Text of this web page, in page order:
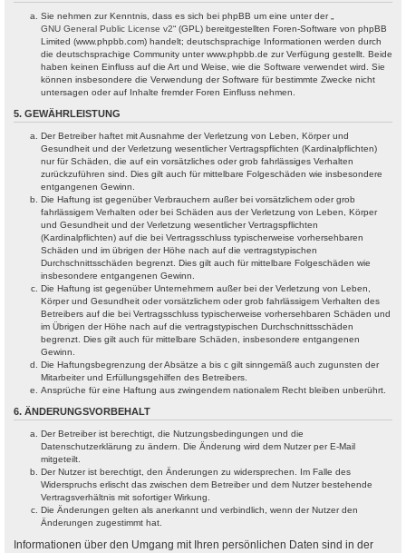
Sie nehmen zur Kenntnis, dass es sich bei phpBB um eine unter der „
GNU General Public License v2“ (GPL) bereitgestellten Foren-Software von phpBB
Limited (www.phpbb.com) handelt; deutschsprachige Informationen werden durch
die deutschsprachige Community unter www.phpbb.de zur Verfügung gestellt. Beide
haben keinen Einfluss auf die Art und Weise, wie die Software verwendet wird. Sie
können insbesondere die Verwendung der Software für bestimmte Zwecke nicht
untersagen oder auf Inhalte fremder Foren Einfluss nehmen.
5. GEWÄHRLEISTUNG
Der Betreiber haftet mit Ausnahme der Verletzung von Leben, Körper und
Gesundheit und der Verletzung wesentlicher Vertragspflichten (Kardinalpflichten)
nur für Schäden, die auf ein vorsätzliches oder grob fahrlässiges Verhalten
zurückzuführen sind. Dies gilt auch für mittelbare Folgeschäden wie insbesondere
entgangenen Gewinn.
Die Haftung ist gegenüber Verbrauchern außer bei vorsätzlichem oder grob
fahrlässigem Verhalten oder bei Schäden aus der Verletzung von Leben, Körper
und Gesundheit und der Verletzung wesentlicher Vertragspflichten
(Kardinalpflichten) auf die bei Vertragsschluss typischerweise vorhersehbaren
Schäden und im übrigen der Höhe nach auf die vertragstypischen
Durchschnittsschäden begrenzt. Dies gilt auch für mittelbare Folgeschäden wie
insbesondere entgangenen Gewinn.
Die Haftung ist gegenüber Unternehmern außer bei der Verletzung von Leben,
Körper und Gesundheit oder vorsätzlichem oder grob fahrlässigem Verhalten des
Betreibers auf die bei Vertragsschluss typischerweise vorhersehbaren Schäden und
im Übrigen der Höhe nach auf die vertragstypischen Durchschnittsschäden
begrenzt. Dies gilt auch für mittelbare Schäden, insbesondere entgangenen
Gewinn.
Die Haftungsbegrenzung der Absätze a bis c gilt sinngemäß auch zugunsten der
Mitarbeiter und Erfüllungsgehilfen des Betreibers.
Ansprüche für eine Haftung aus zwingendem nationalem Recht bleiben unberührt.
6. ÄNDERUNGSVORBEHALT
Der Betreiber ist berechtigt, die Nutzungsbedingungen und die
Datenschutzerklärung zu ändern. Die Änderung wird dem Nutzer per E-Mail
mitgeteilt.
Der Nutzer ist berechtigt, den Änderungen zu widersprechen. Im Falle des
Widerspruchs erlischt das zwischen dem Betreiber und dem Nutzer bestehende
Vertragsverhältnis mit sofortiger Wirkung.
Die Änderungen gelten als anerkannt und verbindlich, wenn der Nutzer den
Änderungen zugestimmt hat.
Informationen über den Umgang mit Ihren persönlichen Daten sind in der